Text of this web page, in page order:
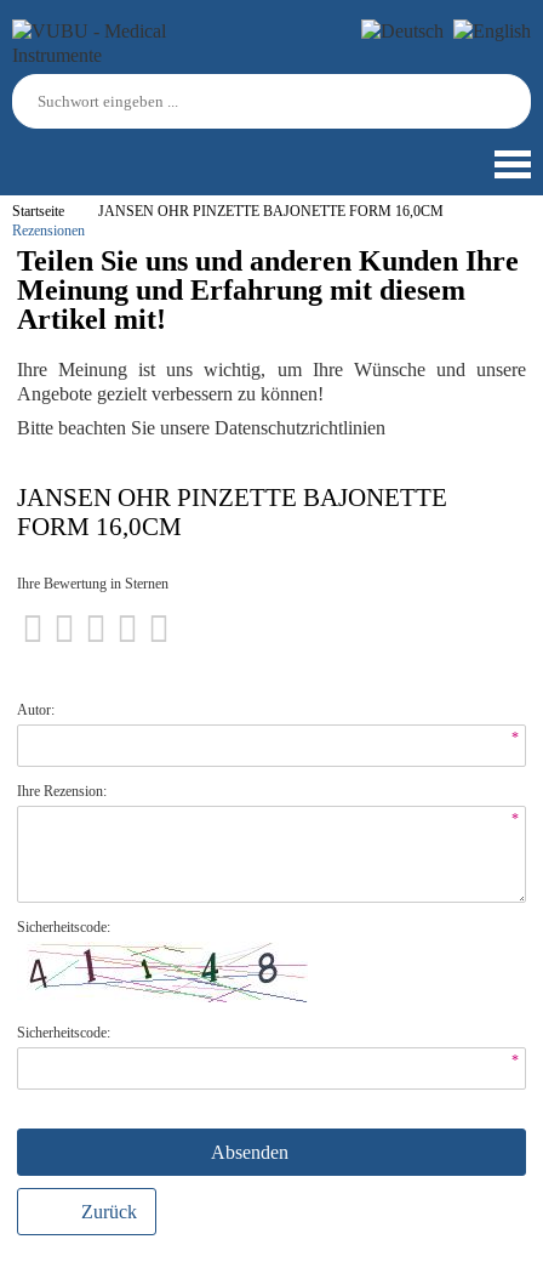
Startseite
JANSEN OHR PINZETTE BAJONETTE FORM 16,0CM
Rezensionen
Teilen Sie uns und anderen Kunden Ihre
Meinung und Erfahrung mit diesem
Artikel mit!
Ihre Meinung ist uns wichtig, um Ihre Wünsche und unsere
Angebote gezielt verbessern zu können!
Bitte beachten Sie unsere Datenschutzrichtlinien
JANSEN OHR PINZETTE BAJONETTE
FORM 16,0CM
Ihre Bewertung in Sternen
Autor:
*
Ihre Rezension:
*
Sicherheitscode:
Sicherheitscode:
*
Absenden
Zurück